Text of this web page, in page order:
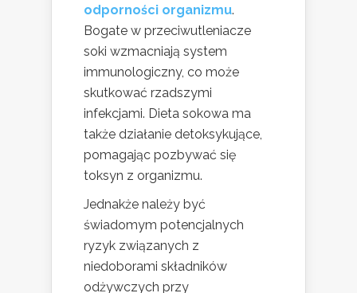
odporności organizmu.
Bogate w przeciwutleniacze
soki wzmacniają system
immunologiczny, co może
skutkować rzadszymi
infekcjami. Dieta sokowa ma
także działanie detoksykujące,
pomagając pozbywać się
toksyn z organizmu.
Jednakże należy być
świadomym potencjalnych
ryzyk związanych z
niedoborami składników
odżywczych przy